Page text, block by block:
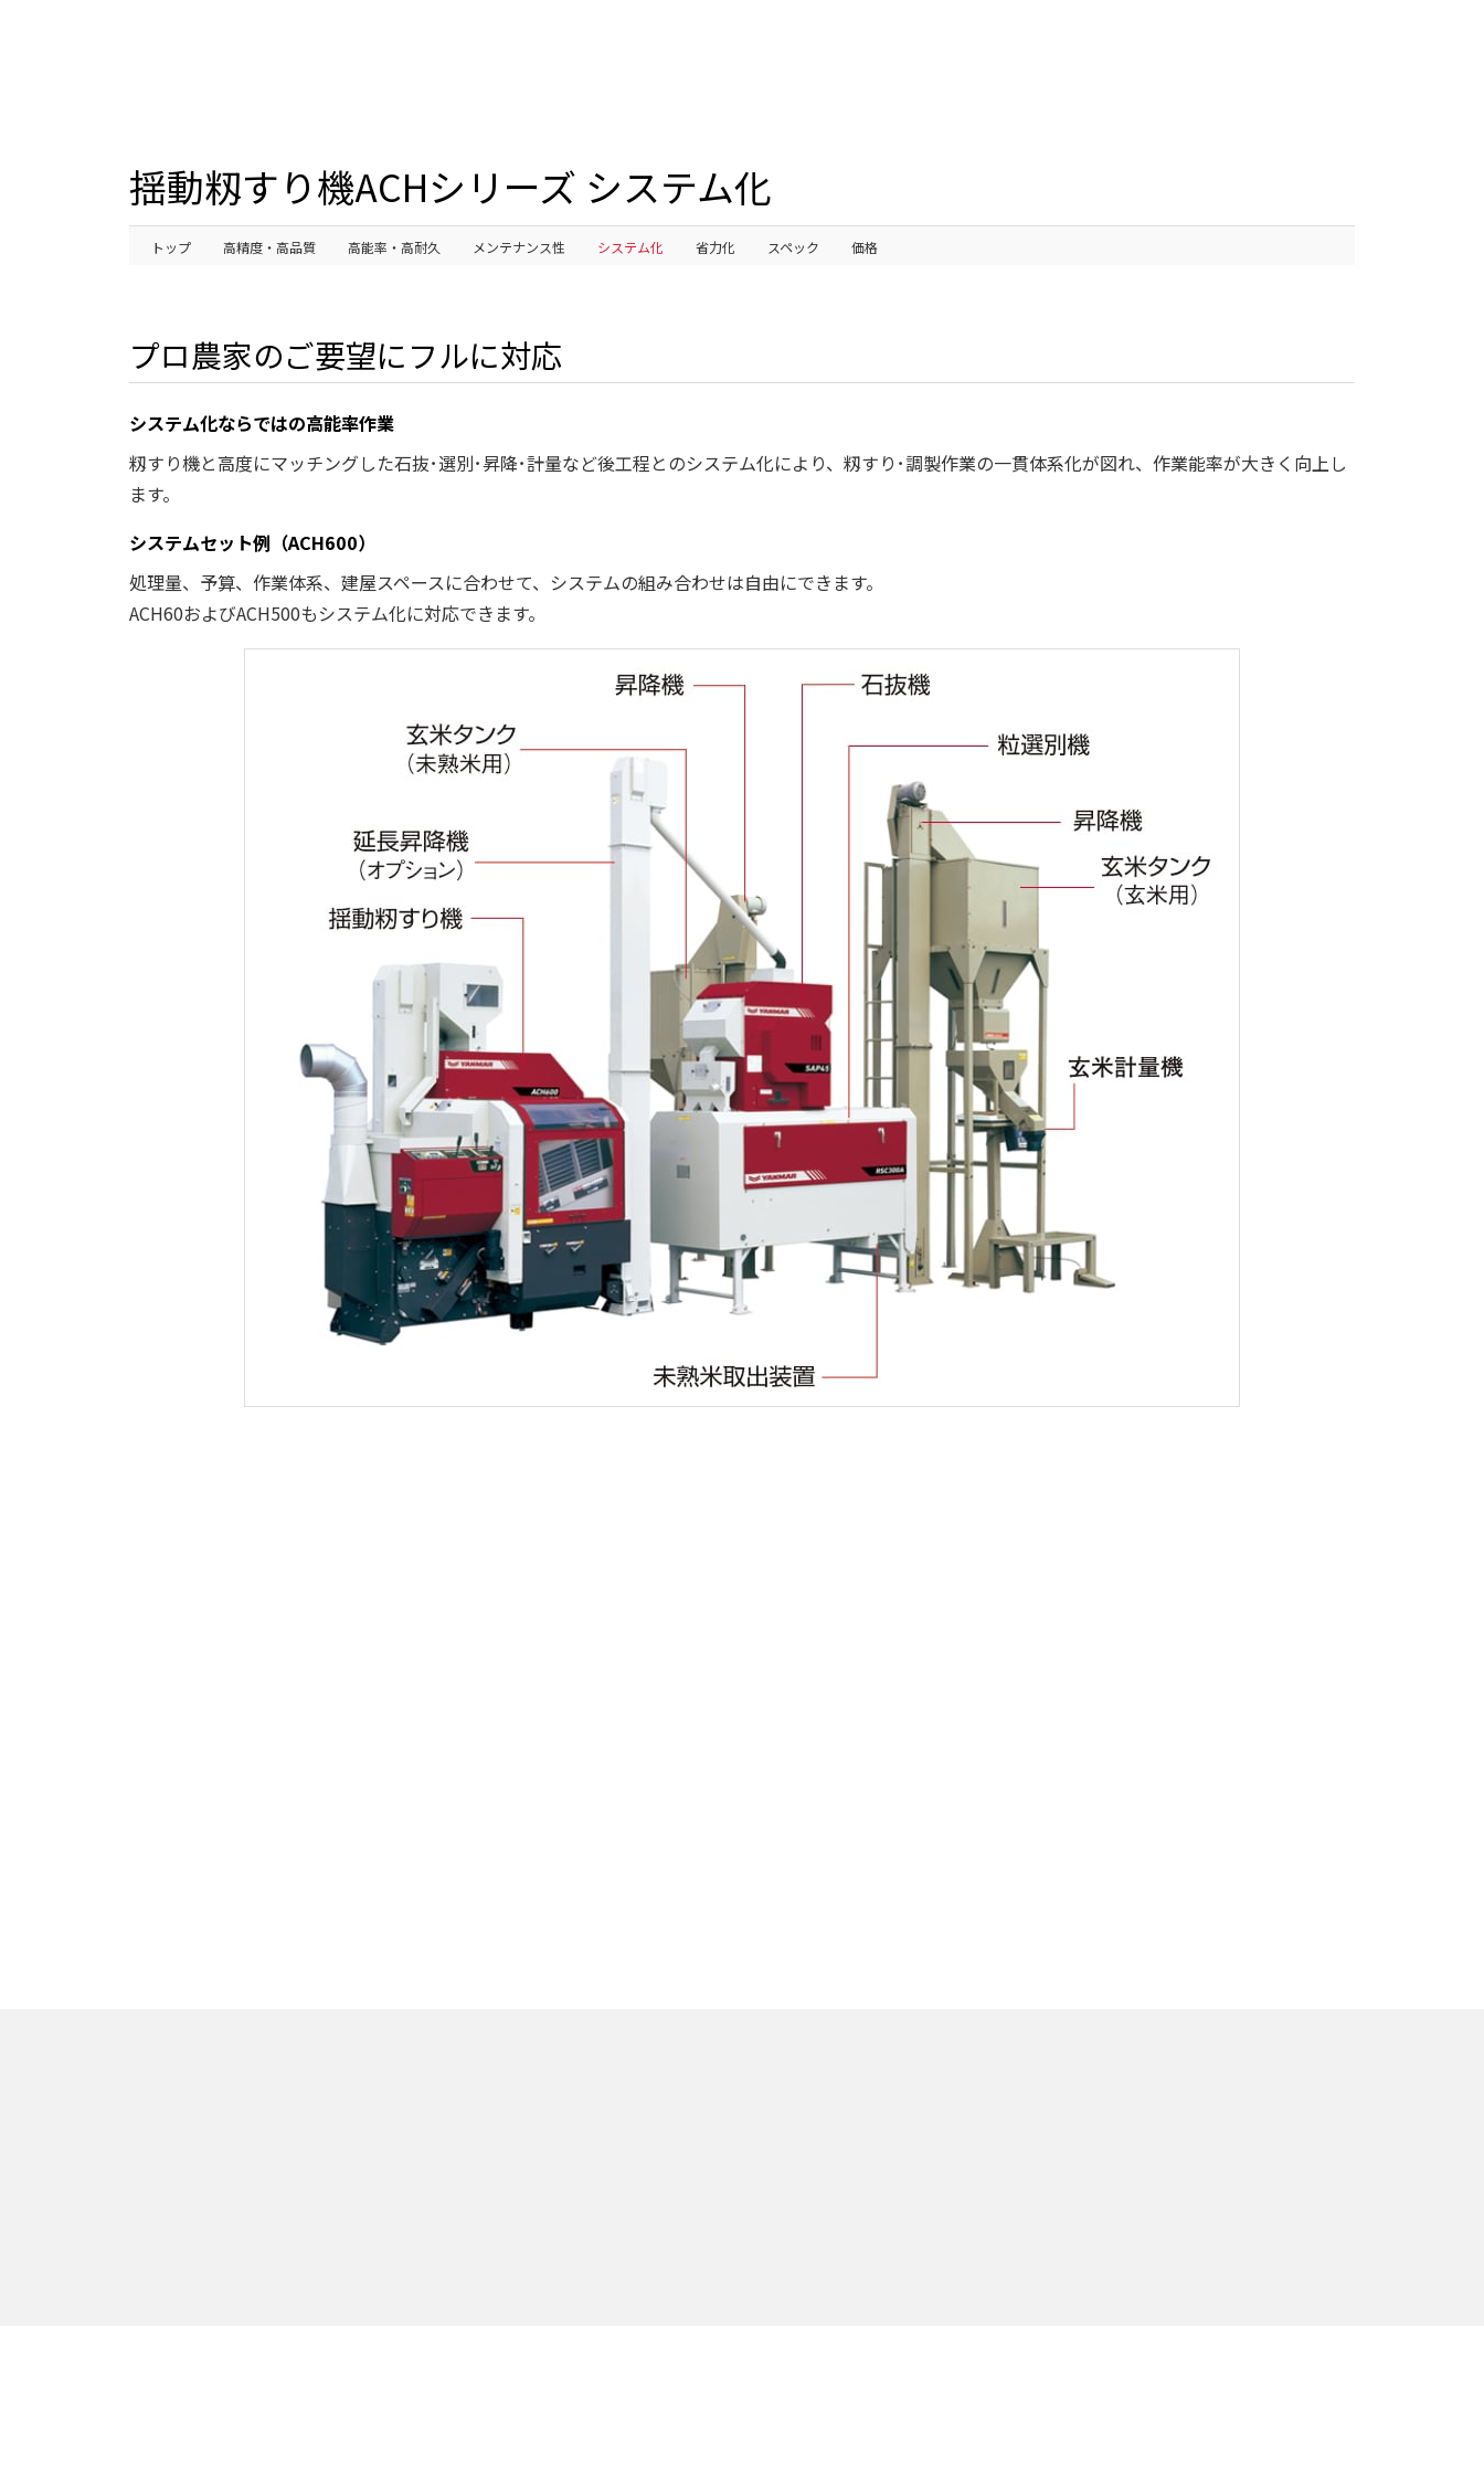
揺動籾すり機ACHシリーズ システム化
トップ 高精度・高品質 高能率・高耐久 メンテナンス性 システム化 省力化 スペック 価格
プロ農家のご要望にフルに対応
システム化ならではの高能率作業
籾すり機と高度にマッチングした石抜･選別･昇降･計量など後工程とのシステム化により、籾すり･調製作業の一貫体系化が図れ、作業能率が大きく向上し
ます。
システムセット例（ACH600）
処理量、予算、作業体系、建屋スペースに合わせて、システムの組み合わせは自由にできます。
ACH60およびACH500もシステム化に対応できます。